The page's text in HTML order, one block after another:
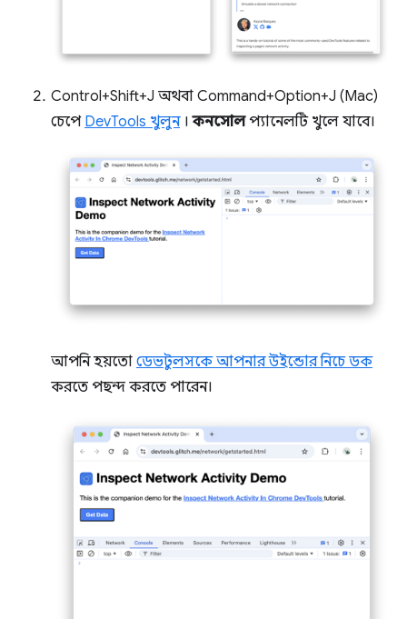
Control+Shift+J অথবা Command+Option+J (Mac)
চেপে DevTools খুলুন।কনসোলপ্যানেলটি খুলে যাবে।
আপনি হয়তো ডেভটুলসকে আপনার উইন্ডোর নিচে ডক
করতে পছন্দ করতে পারেন।